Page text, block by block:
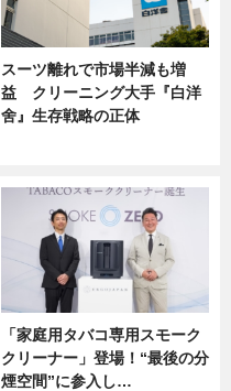
スーツ離れで市場半減も増
益 クリーニング大手『白洋
舍』生存戦略の正体
「家庭用タバコ専用スモーク
クリーナー」登場！“最後の分
煙空間”に参入し…